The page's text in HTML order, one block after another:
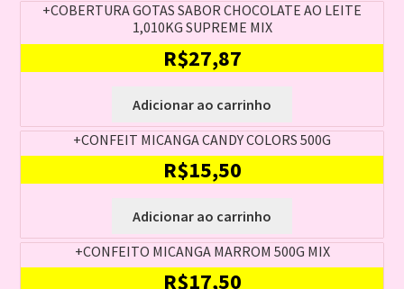
+COBERTURA GOTAS SABOR CHOCOLATE AO LEITE
1,010KG SUPREME MIX
R$27,87
Adicionar ao carrinho
+CONFEIT MICANGA CANDY COLORS 500G
R$15,50
Adicionar ao carrinho
+CONFEITO MICANGA MARROM 500G MIX
R$17,50